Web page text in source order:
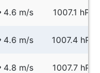
4.6 m/s 1007.1 hPa
4.6 m/s 1007.4 hPa
4.8 m/s 1007.7 hPa